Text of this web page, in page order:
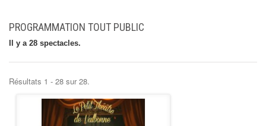
PRÉSENTATION
ENFANTS
CARTES CADEAUX
PROGRAMMATION TOUT PUBLIC
Il y a 28 spectacles.
Résultats 1 - 28 sur 28.